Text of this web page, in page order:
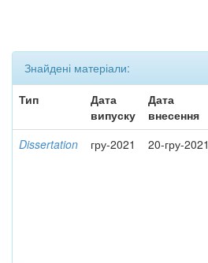
Знайдені матеріали:
Тип
Дата
випуску
Дата
внесення
Dissertation гру-2021 20-гру-2021